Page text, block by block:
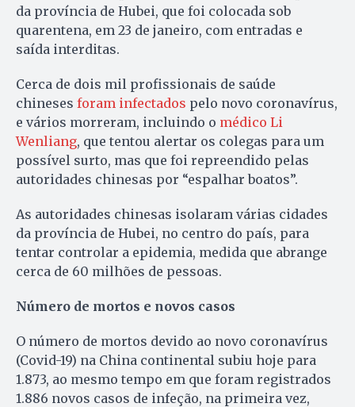
da província de Hubei, que foi colocada sob
quarentena, em 23 de janeiro, com entradas e
saída interditas.
Cerca de dois mil profissionais de saúde
chineses foram infectados pelo novo coronavírus,
e vários morreram, incluindo o médico Li
Wenliang, que tentou alertar os colegas para um
possível surto, mas que foi repreendido pelas
autoridades chinesas por “espalhar boatos”.
As autoridades chinesas isolaram várias cidades
da província de Hubei, no centro do país, para
tentar controlar a epidemia, medida que abrange
cerca de 60 milhões de pessoas.
Número de mortos e novos casos
O número de mortos devido ao novo coronavírus
(Covid-19) na China continental subiu hoje para
1.873, ao mesmo tempo em que foram registrados
1.886 novos casos de infeção, na primeira vez,